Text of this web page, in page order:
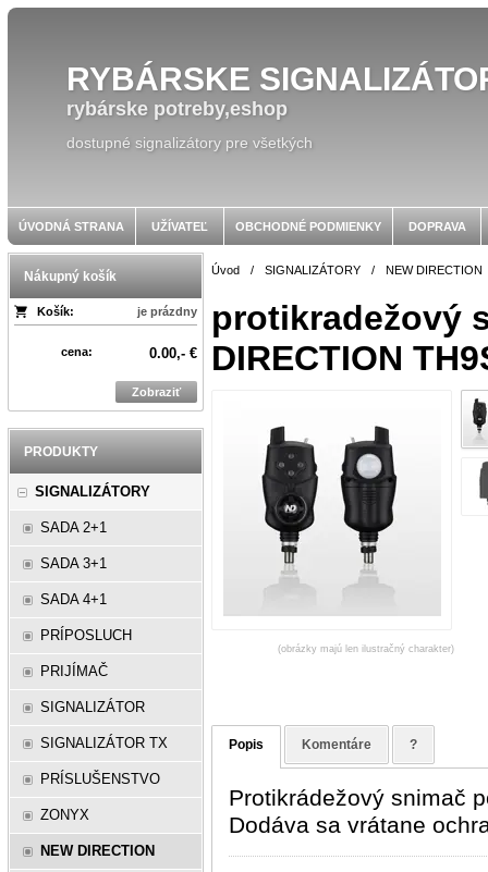
RYBÁRSKE
rybárske potreby,eshop
dostupné signalizátory pre všetkých
ÚVODNÁ STRANA UŽÍVATEĽ OBCHODNÉ PODMIENKY DOPRAVA
Nákupný košík
Košík: je prázdny
cena: 0.00,- €
Zobraziť
PRODUKTY
SIGNALIZÁTORY
SADA 2+1
SADA 3+1
SADA 4+1
PRÍPOSLUCH
PRIJÍMAČ
SIGNALIZÁTOR
SIGNALIZÁTOR TX
PRÍSLUŠENSTVO
ZONYX
NEW DIRECTION
Úvod / SIGNALIZÁTORY / NEW DIRECTION
protikradežový
DIRECTION
(obrázky majú len ilustračný charakter)
Popis Komentáre ?
Protikrádežový snimač
Dodáva sa vrátane